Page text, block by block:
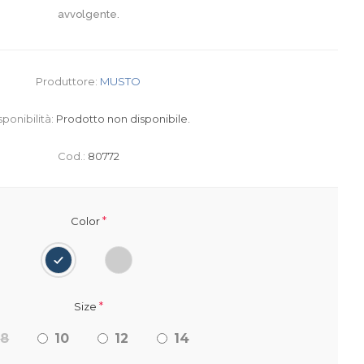
avvolgente.
Produttore: MUSTO
Prodotto non disponibile.
Cod.: 80772
Color*
Size *
8 10 12 14